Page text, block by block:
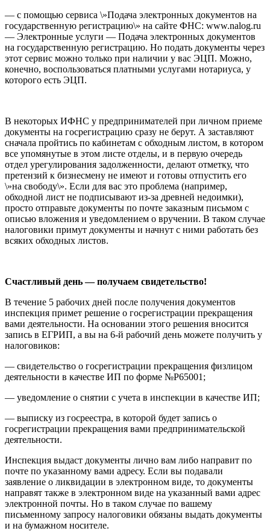
— с помощью сервиса \»Подача электронных документов на
государственную регистрацию\» на сайте ФНС: www.nalog.ru
— Электронные услуги — Подача электронных документов
на государственную регистрацию. Но подать документы через
этот сервис можно только при наличии у вас ЭЦП. Можно,
конечно, воспользоваться платными услугами нотариуса, у
которого есть ЭЦП.
В некоторых ИФНС у предпринимателей при личном приеме
документы на госрегистрацию сразу не берут. А заставляют
сначала пройтись по кабинетам с обходным листом, в котором
все упомянутые в этом листе отделы, и в первую очередь
отдел урегулирования задолженности, делают отметку, что
претензий к бизнесмену не имеют и готовы отпустить его
\»на свободу\». Если для вас это проблема (например,
обходной лист не подписывают из-за древней недоимки),
просто отправьте документы по почте заказным письмом с
описью вложения и уведомлением о вручении. В таком случае
налоговики примут документы и начнут с ними работать без
всяких обходных листов.
Счастливый день —получаем свидетельство!
В течение 5 рабочих дней после получения документов
инспекция примет решение о госрегистрации прекращения
вами деятельности. На основании этого решения вносится
запись в ЕГРИП, а вы на 6-й рабочий день можете получить у
налоговиков:
— свидетельство о госрегистрации прекращения физлицом
деятельности в качестве ИП по форме №Р65001;
— уведомление о снятии с учета в инспекции в качестве ИП;
— выписку из госреестра, в которой будет запись о
госрегистрации прекращения вами предпринимательской
деятельности.
Инспекция выдаст документы лично вам либо направит по
почте по указанному вами адресу. Если вы подавали
заявление о ликвидации в электронном виде, то документы
направят также в электронном виде на указанный вами адрес
электронной почты. Но в таком случае по вашему
письменному запросу налоговики обязаны выдать документы
и на бумажном носителе.